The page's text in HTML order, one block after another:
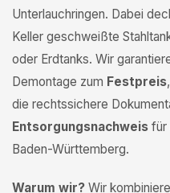
Unterlauchringen. Dabei
Keller geschweißte
oder Erdtanks. Wir
Demontage zum Festpreis
die rechtssichere
Entsorgungsnachweis für
Baden-Württemberg.
Warum wir? Wir